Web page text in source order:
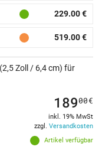
229.00 €
519.00 €
Zoll / 6,4 cm) für
Artikel verfügbar
18900€
inkl. 19% MwSt
zzgl. Versandkosten